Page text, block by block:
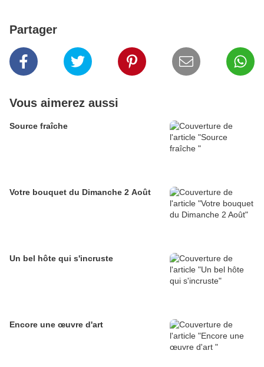
Partager
Vous aimerez aussi
Source fraîche
Votre bouquet du Dimanche 2 Août
Un bel hôte qui s'incruste
Encore une œuvre d'art